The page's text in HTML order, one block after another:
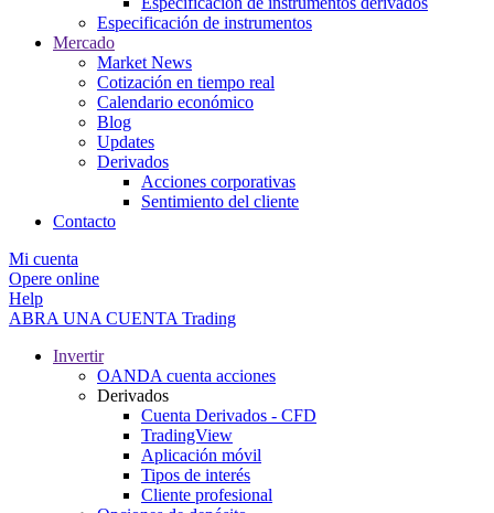
Especificación de instrumentos
Mercado
Market News
Cotización en tiempo real
Calendario económico
Blog
Updates
Derivados
Acciones corporativas
Sentimiento del cliente
Contacto
Mi cuenta
Opere online
Help
ABRA UNA CUENTA Trading
Invertir
OANDA cuenta acciones
Derivados
Cuenta Derivados - CFD
TradingView
Aplicación móvil
Tipos de interés
Cliente profesional